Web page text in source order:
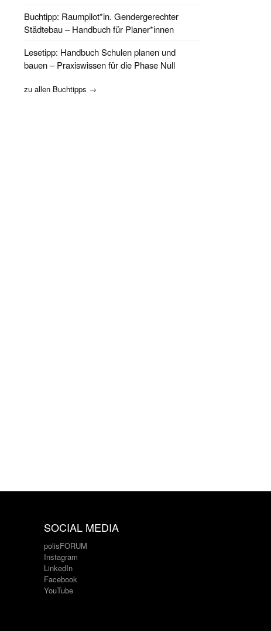
Buchtipp: Raumpilot*in. Gendergerechter
Städtebau – Handbuch für Planer*innen
Lesetipp: Handbuch Schulen planen und
bauen – Praxiswissen für die Phase Null
zu allen Buchtipps →
SOCIAL MEDIA
polisFORUM
Instagram
LinkedIn
Facebook
YouTube